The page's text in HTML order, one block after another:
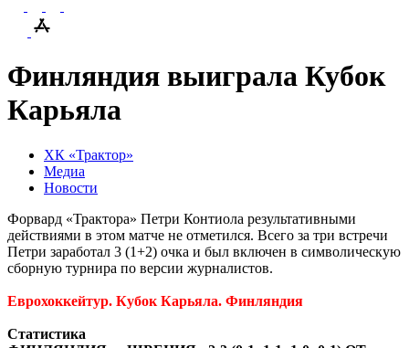
Финляндия выиграла Кубок
Карьяла
ХК «Трактор»
Медиа
Новости
Форвард «Трактора» Петри Контиола результативными
действиями в этом матче не отметился. Всего за три встречи
Петри заработал 3 (1+2) очка и был включен в символическую
сборную турнира по версии журналистов.
Еврохоккейтур. Кубок Карьяла. Финляндия
Статистика